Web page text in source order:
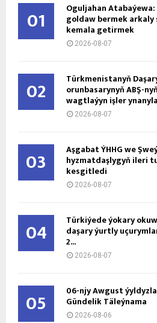
01 Oguljahan
goldaw bermek
kemala getirmek
2026-08-07
02 Türkmenistanyň
orunbasarynyň ABŞ-
wagtlaýyn işler
2026-08-07
03 Aşgabat ÝHHG we
hyzmatdaşlygyň ileri
kesgitledi
2026-08-07
04 Türkiýede ýokary
daşary ýurtly
2...
2026-08-07
05 06-njy Awgust
Gündelik Täleýnama
2026-08-06